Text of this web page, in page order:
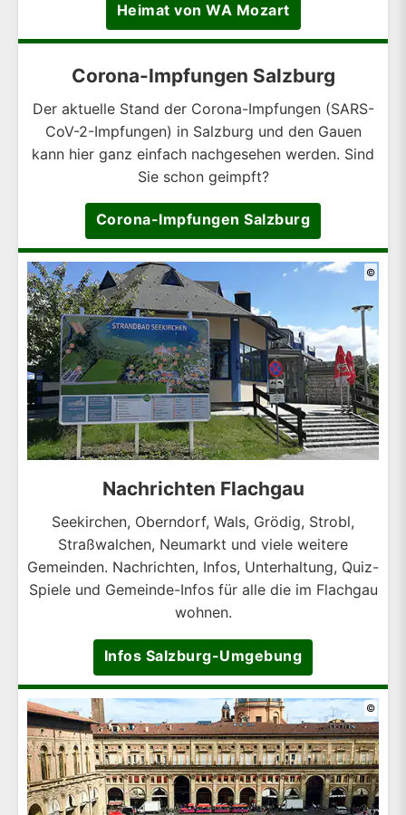
Heimat von WA Mozart
Corona-Impfungen Salzburg
Der aktuelle Stand der Corona-Impfungen (SARS-
CoV-2-Impfungen) in Salzburg und den Gauen
kann hier ganz einfach nachgesehen werden. Sind
Sie schon geimpft?
Corona-Impfungen Salzburg
©
Nachrichten Flachgau
Seekirchen, Oberndorf, Wals, Grödig, Strobl,
Straßwalchen, Neumarkt und viele weitere
Gemeinden. Nachrichten, Infos, Unterhaltung, Quiz-
Spiele und Gemeinde-Infos für alle die im Flachgau
wohnen.
Infos Salzburg-Umgebung
©